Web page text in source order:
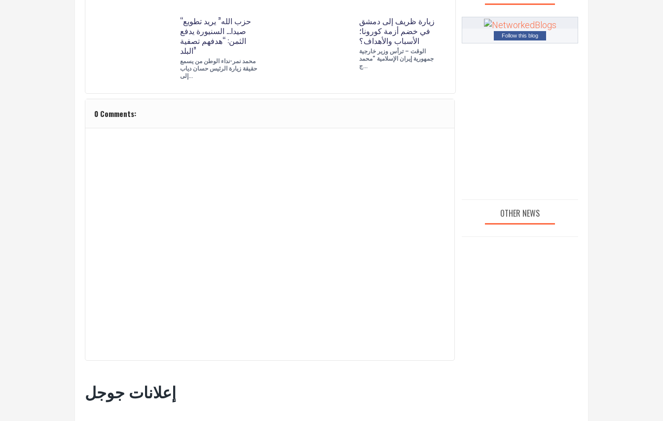
“حزب الله” يريد تطويع
صيدا… السنيورة يدفع
الثمن: “هدفهم تصفية
البلد”
محمد نمر-نداء الوطن من يسمع
حقيقة زيارة الرئيس حسان دياب
إلى…
زيارة ظريف إلى دمشق
في خضم أزمة كورونا؛
الأسباب والأهداف؟
الوقت – ترأس وزير خارجية
جمهورية إيران الإسلامية “محمد
ج…
0 Comments:
إعلانات جوجل
Follow this blog
OTHER NEWS